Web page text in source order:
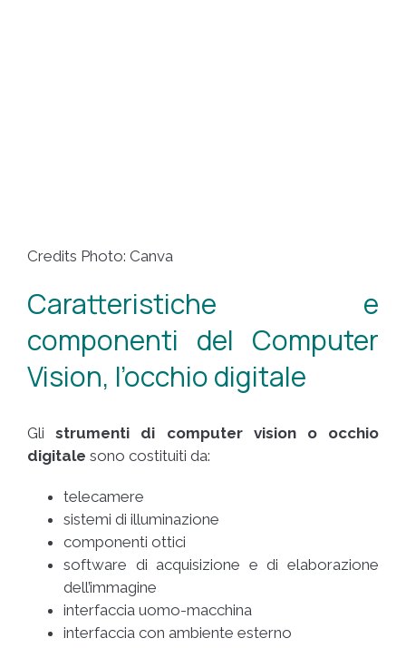
Credits Photo: Canva
Caratteristiche e
componenti del Computer
Vision, l’occhio digitale
Glistrumenti di computer vision o occhio
digitale sono costituiti da:
telecamere
sistemi di illuminazione
componenti ottici
software di acquisizione e di elaborazione
dell’immagine
interfaccia uomo-macchina
interfaccia con ambiente esterno